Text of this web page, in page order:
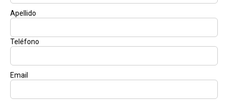
Apellido
Teléfono
Email